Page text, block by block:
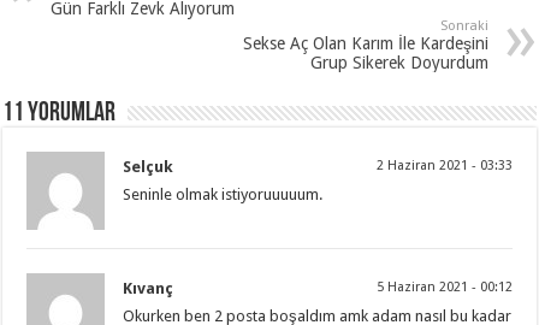
Gün Farklı Zevk Alıyorum
Sonraki
Sekse Aç Olan Karım İle Kardeşini
Grup Sikerek Doyurdum
11 Yorumlar
Selçuk 2 Haziran 2021 - 03:33
Seninle olmak istiyoruuuuum.
Kıvanç 5 Haziran 2021 - 00:12
Okurken ben 2 posta boşaldım amk adam nasıl bu kadar